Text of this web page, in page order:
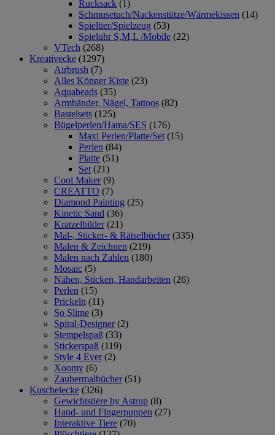
Rucksack (1)
Schmusetuch/Nackenstütze/Wärmekissen (14)
Spieltier/Spielzeug (53)
Spieluhr S,M,L /Mobile (22)
VTech (268)
Kreativecke (1297)
Airbrush (7)
Alles Könner Kiste (23)
Aquabeads (35)
Armbänder, Nägel, Tattoos (82)
Bastelsets (125)
Bügelperlen/Hama/SES (176)
Maxi Perlen/Platte/Set (15)
Perlen (84)
Platte (51)
Set (21)
Cool Maker (9)
CREATTO (7)
Diamond Painting (25)
Kinetic Sand (36)
Kratzelbilder (21)
Mal-, Sticker- & Rätselbücher (335)
Malen & Zeichnen (219)
Malen nach Zahlen (180)
Mosaic (5)
Nähen, Sticken, Handarbeiten (26)
Perlen (15)
Prickeln (11)
So Slime (3)
Spiral-Designer (2)
Stempelspaß (33)
Stickerspaß (119)
Style 4 Ever (2)
Xoomy (6)
Zaubermalbücher (51)
Kuschelecke (326)
Gewichtstiere by Astrup (8)
Hand- und Fingerpuppen (27)
Interaktive Tiere (70)